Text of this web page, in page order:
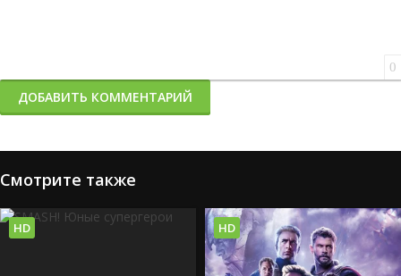
0
ДОБАВИТЬ КОММЕНТАРИЙ
Смотрите также
HD HD